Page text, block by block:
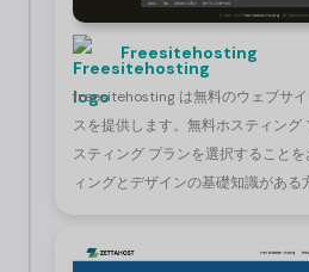
Freesitehosting
freesitehosting は無料のウェブサ
スを提供します。無料ホスティング
スティング プランを選択すること
ィングとデザインの基礎知識がある